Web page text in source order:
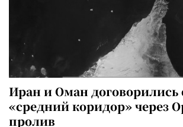
Иран и Оман договорились
«средний коридор» через
пролив